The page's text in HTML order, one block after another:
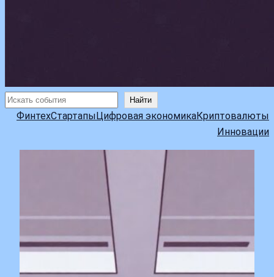
Поиск Найти
ФинтехСтартапыЦифровая экономикаКриптовалюты
Инновации